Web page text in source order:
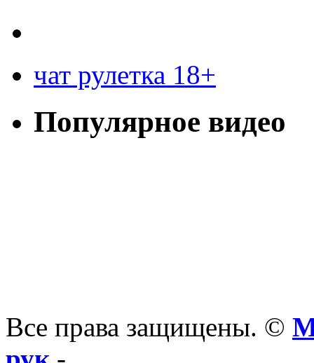
чат рулетка 18+
Популярное видео
Все права защищены. ©